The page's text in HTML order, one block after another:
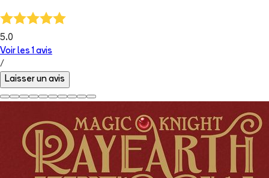
5.0
Voir les 1 avis
/
Laisser un avis